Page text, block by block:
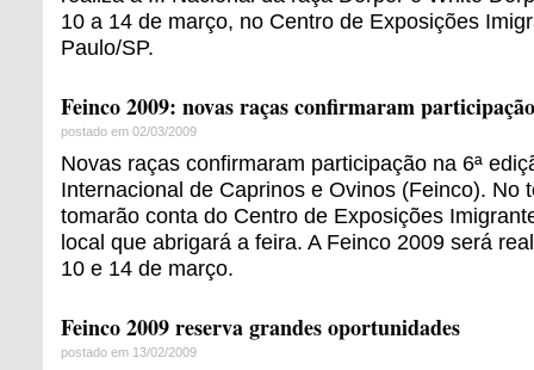
10 a 14 de março, no Centro de Exposições
Paulo/SP.
Feinco 2009: novas raças confirmaram participação
postado em 02/03/2009
Novas raças confirmaram participação na 6ª
Internacional de Caprinos e Ovinos (Feinco). No
tomarão conta do Centro de Exposições
local que abrigará a feira. A Feinco 2009 será
10 e 14 de março.
Feinco 2009 reserva grandes oportunidades
postado em 13/02/2009